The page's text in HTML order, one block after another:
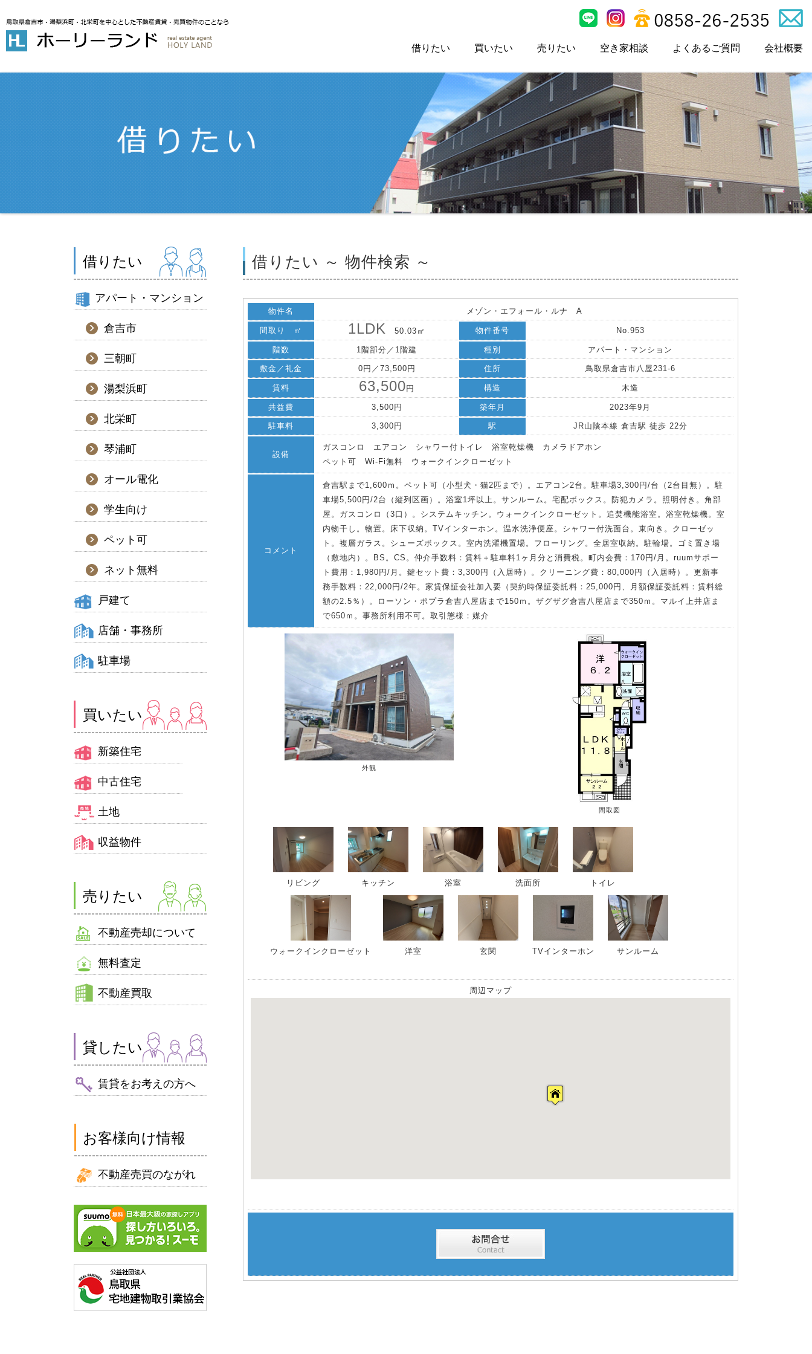
会社概要
よくあるご質問
空き家相談
売りたい
買いたい
借りたい
借りたい
アパート・マンション
倉吉市
三朝町
湯梨浜町
北栄町
琴浦町
オール電化
学生向け
ペット可
ネット無料
戸建て
店舗・事務所
駐車場
買いたい
新築住宅
中古住宅
土地
収益物件
売りたい
不動産売却について
無料査定
不動産買取
貸したい
賃貸をお考えの方へ
お客様向け情報
不動産売買のながれ
借りたい ～ 物件検索 ～
物件名 メゾン・エフォール・ルナ A
間取り ㎡ 1LDK 50.03㎡ 物件番号 No.953
階数 1階部分／1階建 種別 アパート・マンション
敷金／礼金 0円／73,500円 住所 鳥取県倉吉市八屋231-6
賃料 63,500 円 構造 木造
共益費 3,500円 築年月 2023年9月
駐車料 3,300円 駅 JR山陰本線 倉吉駅 徒歩 22分
設備
ガスコンロ エアコン シャワー付トイレ 浴室乾燥機 カメラドアホン
ペット可 Wi-Fi無料 ウォークインクローゼット
コメント
倉吉駅まで1,600ｍ。ペット可（小型犬・猫2匹まで）。エアコン2台。駐車場3,300円/台（2台目無）。駐
車場5,500円/2台（縦列区画）。浴室1坪以上。サンルーム。宅配ボックス。防犯カメラ。照明付き。角部
屋。ガスコンロ（3口）。システムキッチン。ウォークインクローゼット。追焚機能浴室。浴室乾燥機。室
内物干し。物置。床下収納。TVインターホン。温水洗浄便座。シャワー付洗面台。東向き。クローゼッ
ト。複層ガラス。シューズボックス。室内洗濯機置場。フローリング。全居室収納。駐輪場。ゴミ置き場
（敷地内）。BS。CS。仲介手数料：賃料＋駐車料1ヶ月分と消費税。町内会費：170円/月。ruumサポー
ト費用：1,980円/月。鍵セット費：3,300円（入居時）。クリーニング費：80,000円（入居時）。更新事
務手数料：22,000円/2年。家賃保証会社加入要（契約時保証委託料：25,000円、月額保証委託料：賃料総
額の2.5％）。ローソン・ポプラ倉吉八屋店まで150ｍ。ザグザグ倉吉八屋店まで350ｍ。マルイ上井店ま
で650ｍ。事務所利用不可。取引態様：媒介
外観
間取図
リビング キッチン 浴室 洗面所 トイレ
ウォークインクローゼット 洋室 玄関 TVインターホン サンルーム
周辺マップ